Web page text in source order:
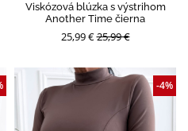
Viskózová blúzka s výstrihom
Another Time čierna
25,99 €25,99 €
-4%